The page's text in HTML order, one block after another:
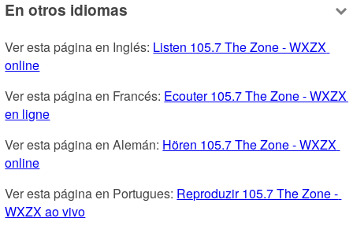
En otros idiomas
Ver esta página en Inglés: Listen 105.7 The Zone - WXZX
online
Ver esta página en Francés: Ecouter 105.7 The Zone - WXZX
en ligne
Ver esta página en Alemán: Hören 105.7 The Zone - WXZX
online
Ver esta página en Portugues: Reproduzir 105.7 The Zone -
WXZX ao vivo